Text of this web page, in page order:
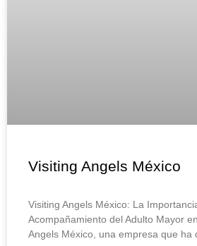
Visiting Angels México
Visiting Angels México: La
Acompañamiento del Adulto Mayor
Angels México, una empresa que ha